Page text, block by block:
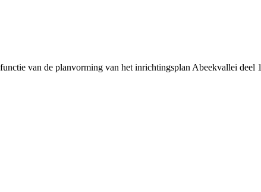
van de planvorming van het inrichtingsplan Abeekvallei deel 1